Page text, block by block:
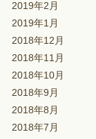
2019年2月
2019年1月
2018年12月
2018年11月
2018年10月
2018年9月
2018年8月
2018年7月